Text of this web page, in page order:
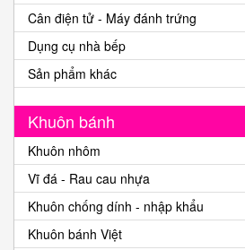
Cân điện tử - Máy đánh trứng
Dụng cụ nhà bếp
Sản phẩm khác
Khuôn bánh
Khuôn nhôm
Vĩ đá - Rau cau nhựa
Khuôn chống dính - nhập khẩu
Khuôn bánh Việt